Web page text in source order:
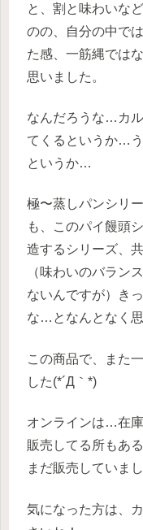
と、割と味わいな
のの、自分の中で
た感、一筋縄では
思いました。
なんだろうな…カ
てくるというか…
というか…
極〜蒸しパンシリ
も、このパイ饅頭
造するシリーズ、
（味わいのバラン
ないんですが）き
な…となんとなく思
この商品で、また
した(*´Д｀*)
オンラインは…在
販売してる所もあ
まだ販売していまし
気になった方は、